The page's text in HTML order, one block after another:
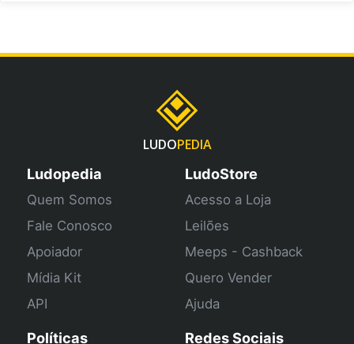
LUDOPEDIA
Ludopedia
Quem Somos
Fale Conosco
Apoiador
Mídia Kit
API
LudoStore
Acesso a Loja
Leilões
Meeps - Cashback
Quero Vender
Ajuda
Políticas Redes Sociais